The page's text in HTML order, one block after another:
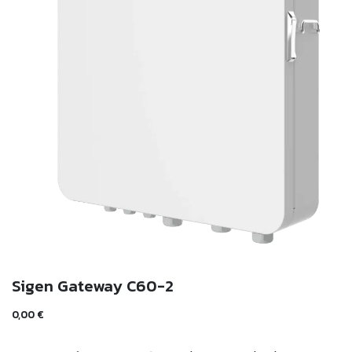
Sigen Gateway C60-2
0,00 €